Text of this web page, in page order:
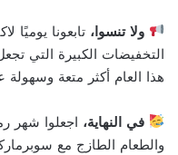
ولا تنسوا، تابعونا يوميًا
التخفيضات الكبيرة التي
هذا العام أكثر متعة
في النهاية، اجعلوا شهر
والطعام الطازج مع